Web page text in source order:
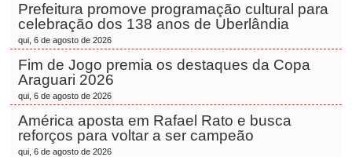
Prefeitura promove programação cultural para
celebração dos 138 anos de Uberlândia
qui, 6 de agosto de 2026
Fim de Jogo premia os destaques da Copa
Araguari 2026
qui, 6 de agosto de 2026
América aposta em Rafael Rato e busca
reforços para voltar a ser campeão
qui, 6 de agosto de 2026